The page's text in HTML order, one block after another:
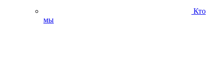
Кто
мы